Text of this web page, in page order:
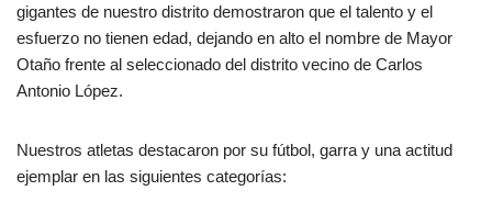
gigantes de nuestro distrito demostraron que el talento y el
esfuerzo no tienen edad, dejando en alto el nombre de Mayor
Otaño frente al seleccionado del distrito vecino de Carlos
Antonio López.
Nuestros atletas destacaron por su fútbol, garra y una actitud
ejemplar en las siguientes categorías: